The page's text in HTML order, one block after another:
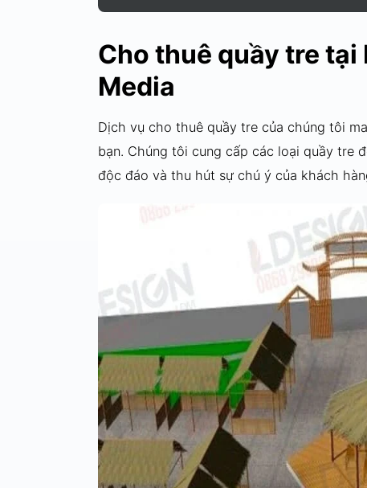
Cho thuê quầy tre
Media
Dịch vụ cho thuê quầy tre của chúng tôi
bạn. Chúng tôi cung cấp các loại quầy tre
độc đáo và thu hút sự chú ý của khách